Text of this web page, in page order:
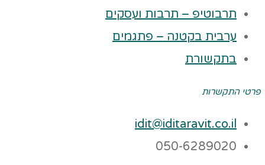
תרבוטיפ – תרבות ועסקים
ערבית בקטנה – פתגמים
בתקשורת
פרטי התקשרות
idit@iditaravit.co.il
050-6289020